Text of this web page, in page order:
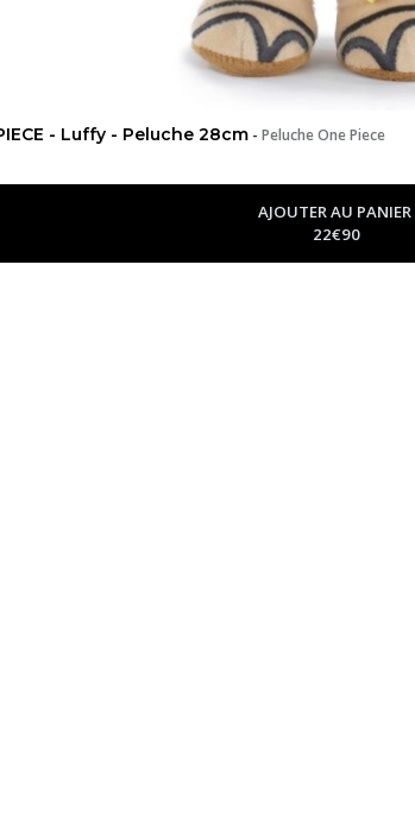
- Luffy - Peluche 28cm -Peluche One Piece
AJOUTER AU PANIER
22€90